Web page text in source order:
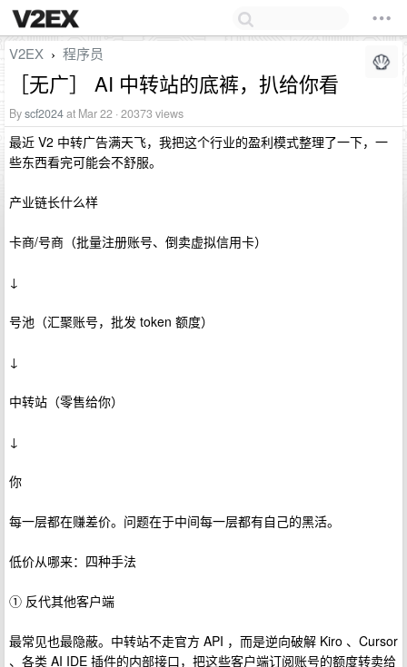
V2EX › 程序员
［无广］ AI 中转站的底裤，扒给你看
Byscf2024at Mar 22 · 20373 views
最近 V2 中转广告满天飞，我把这个行业的盈利模式整理了一下，一
些东西看完可能会不舒服。
产业链长什么样
卡商/号商（批量注册账号、倒卖虚拟信用卡）
↓
号池（汇聚账号，批发 token 额度）
↓
中转站（零售给你）
↓
你
每一层都在赚差价。问题在于中间每一层都有自己的黑活。
低价从哪来：四种手法
① 反代其他客户端
最常见也最隐蔽。中转站不走官方 API ，而是逆向破解 Kiro 、Cursor
、各类 AI IDE 插件的内部接口，把这些客户端订阅账号的额度转卖给